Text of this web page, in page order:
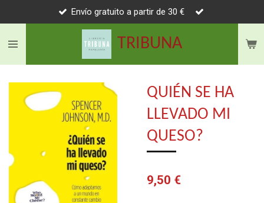
contenido
TRIBUNA
Envío gratuito a partir de 30 €
QUIÉN SE HA
LLEVADO MI
QUESO?
9,50 €